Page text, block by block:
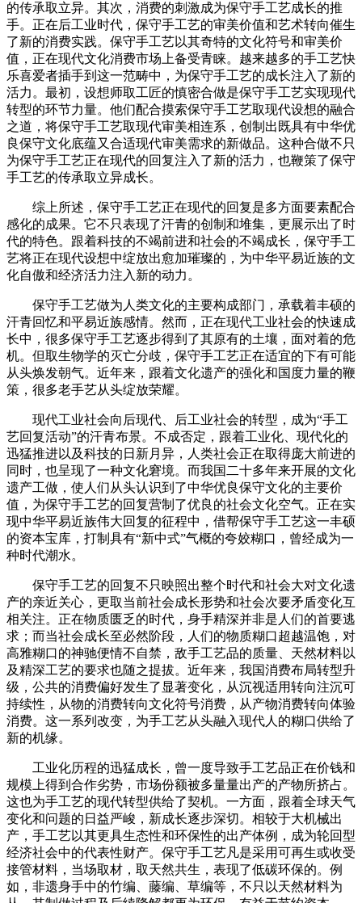
的传承取立异。其次，消费的刺激成为保守手工艺成长的推
手。正在后工业时代，保守手工艺的审美价值和艺术转向催生
了新的消费实践。保守手工艺以其奇特的文化符号和审美价
值，正在现代文化消费市场上备受青睐。越来越多的手工艺快
乐喜爱者插手到这一范畴中，为保守手工艺的成长注入了新的
活力。最初，设想师取工匠的慎密合做是保守手工艺实现现代
转型的环节力量。他们配合摸索保守手工艺取现代设想的融合
之道，将保守手工艺取现代审美相连系，创制出既具有中华优
良保守文化底蕴又合适现代审美需求的新做品。这种合做不只
为保守手工艺正在现代的回复注入了新的活力，也鞭策了保守
手工艺的传承取立异成长。
综上所述，保守手工艺正在现代的回复是多方面要素配合
感化的成果。它不只表现了汗青的创制和堆集，更展示出了时
代的特色。跟着科技的不竭前进和社会的不竭成长，保守手工
艺将正在现代设想中绽放出愈加璀璨的，为中华平易近族的文
化自傲和经济活力注入新的动力。
保守手工艺做为人类文化的主要构成部门，承载着丰硕的
汗青回忆和平易近族感情。然而，正在现代工业社会的快速成
长中，很多保守手工艺逐步得到了其原有的土壤，面对着的危
机。但取生物学的灭亡分歧，保守手工艺正在适宜的下有可能
从头焕发朝气。近年来，跟着文化遗产的强化和国度力量的鞭
策，很多老手艺从头绽放荣耀。
现代工业社会向后现代、后工业社会的转型，成为“手工
艺回复活动”的汗青布景。不成否定，跟着工业化、现代化的
迅猛推进以及科技的日新月异，人类社会正在取得庞大前进的
同时，也呈现了一种文化窘境。而我国二十多年来开展的文化
遗产工做，使人们从头认识到了中华优良保守文化的主要价
值，为保守手工艺的回复营制了优良的社会文化空气。正在实
现中华平易近族伟大回复的征程中，借帮保守手工艺这一丰硕
的资本宝库，打制具有“新中式”气概的夸姣糊口，曾经成为一
种时代潮水。
保守手工艺的回复不只映照出整个时代和社会大对文化遗
产的亲近关心，更取当前社会成长形势和社会次要矛盾变化互
相关注。正在物质匮乏的时代，身手精深并非是人们的首要逃
求；而当社会成长至必然阶段，人们的物质糊口超越温饱，对
高雅糊口的神驰便情不自禁，敌手工艺品的质量、天然材料以
及精深工艺的要求也随之提拔。近年来，我国消费布局转型升
级，公共的消费偏好发生了显著变化，从沉视适用转向注沉可
持续性，从物的消费转向文化符号消费，从产物消费转向体验
消费。这一系列改变，为手工艺从头融入现代人的糊口供给了
新的机缘。
工业化历程的迅猛成长，曾一度导致手工艺品正在价钱和
规模上得到合作劣势，市场份额被多量量出产的产物所挤占。
这也为手工艺的现代转型供给了契机。一方面，跟着全球天气
变化和问题的日益严峻，新成长逐步深切。相较于大机械出
产，手工艺以其更具生态性和环保性的出产体例，成为轮回型
经济社会中的代表性财产。保守手工艺凡是采用可再生或收受
接管材料，当场取材，取天然共生，表现了低碳环保的。例
如，非遗身手中的竹编、藤编、草编等，不只以天然材料为